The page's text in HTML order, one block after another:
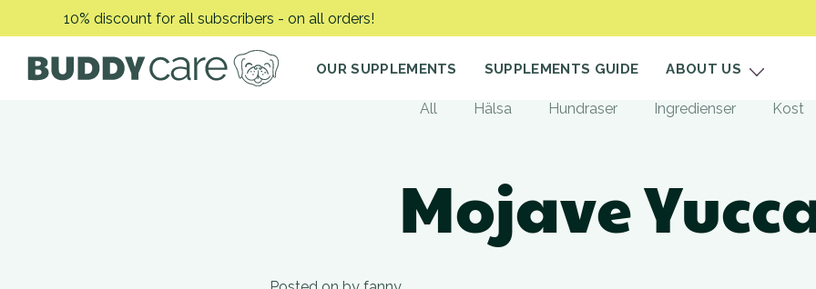
content
10% discount for all subscribers - on all orders!
OUR SUPPLEMENTS SUPPLEMENTS GUIDE ABOUT US
All Hälsa Hundraser Ingredienser Kost
Mojave